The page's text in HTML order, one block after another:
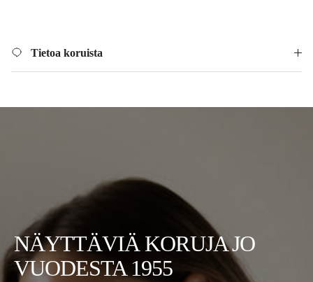
Tietoa koruista
NÄYTTÄVIÄ KORUJA JO
VUODESTA 1955